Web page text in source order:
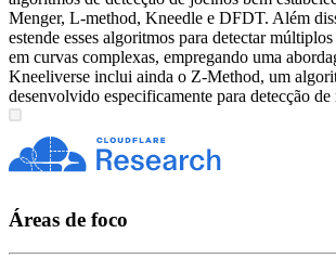
Menger, L-method, Kneedle e DFDT. Além
estende esses algoritmos para detectar
em curvas complexas, empregando uma
Kneeliverse inclui ainda o Z-Method, um
desenvolvido especificamente para detecção
Áreas de foco